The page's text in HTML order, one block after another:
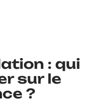
: qui
sur le
?